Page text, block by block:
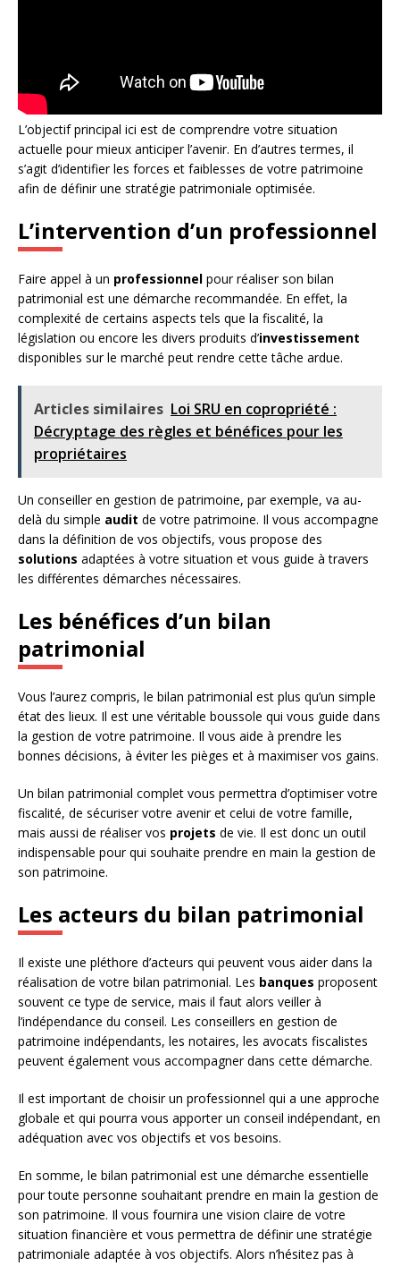
L’objectif principal ici est de comprendre votre situation
actuelle pour mieux anticiper l’avenir. En d’autres termes, il
s’agit d’identifier les forces et faiblesses de votre patrimoine
afin de définir une stratégie patrimoniale optimisée.
L’intervention d’un professionnel
Faire appel à un professionnel pour réaliser son bilan
patrimonial est une démarche recommandée. En effet, la
complexité de certains aspects tels que la fiscalité, la
législation ou encore les divers produits d’investissement
disponibles sur le marché peut rendre cette tâche ardue.
Articles similaires Loi SRU en copropriété :
Décryptage des règles et bénéfices pour les
propriétaires
Un conseiller en gestion de patrimoine, par exemple, va au-
delà du simple audit de votre patrimoine. Il vous accompagne
dans la définition de vos objectifs, vous propose des
solutions adaptées à votre situation et vous guide à travers
les différentes démarches nécessaires.
Les bénéfices d’un bilan
patrimonial
Vous l’aurez compris, le bilan patrimonial est plus qu’un simple
état des lieux. Il est une véritable boussole qui vous guide dans
la gestion de votre patrimoine. Il vous aide à prendre les
bonnes décisions, à éviter les pièges et à maximiser vos gains.
Un bilan patrimonial complet vous permettra d’optimiser votre
fiscalité, de sécuriser votre avenir et celui de votre famille,
mais aussi de réaliser vos projets de vie. Il est donc un outil
indispensable pour qui souhaite prendre en main la gestion de
son patrimoine.
Les acteurs du bilan patrimonial
Il existe une pléthore d’acteurs qui peuvent vous aider dans la
réalisation de votre bilan patrimonial. Les banques proposent
souvent ce type de service, mais il faut alors veiller à
l’indépendance du conseil. Les conseillers en gestion de
patrimoine indépendants, les notaires, les avocats fiscalistes
peuvent également vous accompagner dans cette démarche.
Il est important de choisir un professionnel qui a une approche
globale et qui pourra vous apporter un conseil indépendant, en
adéquation avec vos objectifs et vos besoins.
En somme, le bilan patrimonial est une démarche essentielle
pour toute personne souhaitant prendre en main la gestion de
son patrimoine. Il vous fournira une vision claire de votre
situation financière et vous permettra de définir une stratégie
patrimoniale adaptée à vos objectifs. Alors n’hésitez pas à